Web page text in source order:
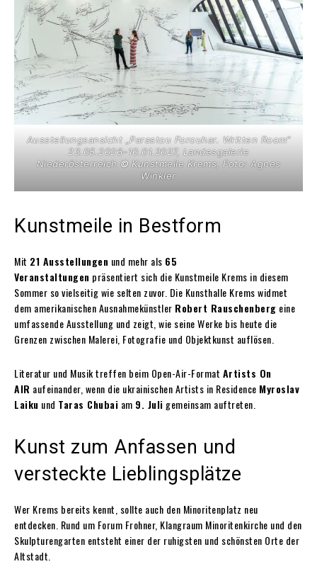
Ausstellungsansicht „Parastou Forouhar. Written Room“
23.05.2026–10.01.2027, Landesgalerie
Niederösterreich © Kunstmeile Krems, Foto: Agnes
Winkler
Kunstmeile in Bestform
Mit 21 Ausstellungen und mehr als 65
Veranstaltungen präsentiert sich die Kunstmeile Krems in diesem
Sommer so vielseitig wie selten zuvor. Die Kunsthalle Krems widmet
dem amerikanischen Ausnahmekünstler Robert Rauschenberg eine
umfassende Ausstellung und zeigt, wie seine Werke bis heute die
Grenzen zwischen Malerei, Fotografie und Objektkunst auflösen.
Literatur und Musik treffen beim Open-Air-Format Artists On
AIR aufeinander, wenn die ukrainischen Artists in Residence Myroslav
Laiku und Taras Chubai am 9. Juli gemeinsam auftreten.
Kunst zum Anfassen und
versteckte Lieblingsplätze
Wer Krems bereits kennt, sollte auch den Minoritenplatz neu
entdecken. Rund um Forum Frohner, Klangraum Minoritenkirche und den
Skulpturengarten entsteht einer der ruhigsten und schönsten Orte der
Altstadt.